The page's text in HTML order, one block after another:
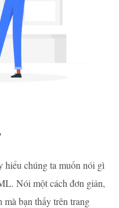
hiểu chúng ta muốn nói gì
Nói một cách đơn giản,
mà bạn thấy trên trang